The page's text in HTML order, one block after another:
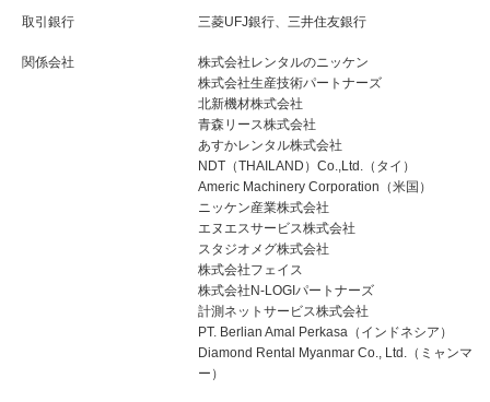
取引銀行 三菱UFJ銀行、三井住友銀行
関係会社
株式会社レンタルのニッケン
株式会社生産技術パートナーズ
北新機材株式会社
青森リース株式会社
あすかレンタル株式会社
NDT（THAILAND）Co.,Ltd.（タイ）
Americ Machinery Corporation（米国）
ニッケン産業株式会社
エヌエスサービス株式会社
スタジオメグ株式会社
株式会社フェイス
株式会社N-LOGIパートナーズ
計測ネットサービス株式会社
PT. Berlian Amal Perkasa（インドネシア）
Diamond Rental Myanmar Co., Ltd.（ミャンマ
ー）